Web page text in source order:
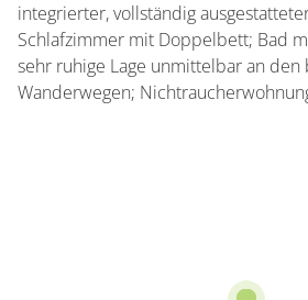
integrierter, vollständig
Schlafzimmer mit Doppelbett; Bad
sehr ruhige Lage unmittelbar an den
Wanderwegen;